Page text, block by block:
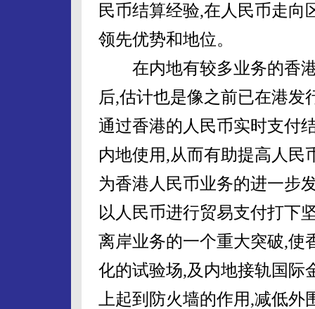
民币结算经验,在人民币走向
领先优势和地位。
在内地有较多业务的香港
后,估计也是像之前已在港发
通过香港的人民币实时支付
内地使用,从而有助提高人民
为香港人民币业务的进一步
以人民币进行贸易支付打下
离岸业务的一个重大突破,使
化的试验场,及内地接轨国际
上起到防火墙的作用,减低